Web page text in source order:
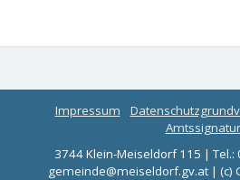
Impressum
Amtssignatur
3744 Klein-Meiseldorf 115 | Tel.:
gemeinde@meiseldorf.gv.at | (c)